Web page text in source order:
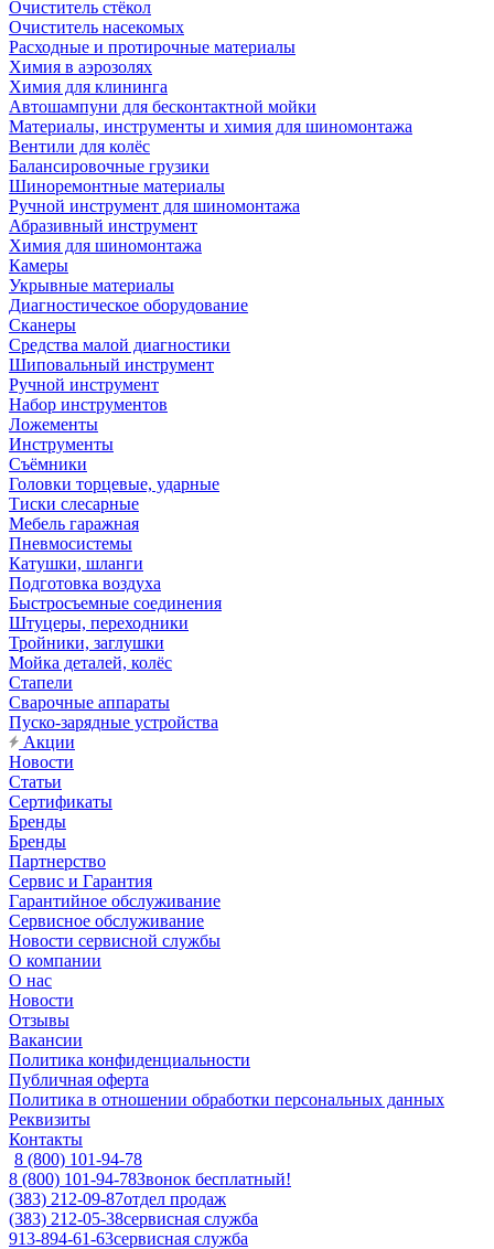
Очиститель стёкол
Очиститель насекомых
Расходные и протирочные материалы
Химия в аэрозолях
Химия для клининга
Автошампуни для бесконтактной мойки
Материалы, инструменты и химия для шиномонтажа
Вентили для колёс
Балансировочные грузики
Шиноремонтные материалы
Ручной инструмент для шиномонтажа
Абразивный инструмент
Химия для шиномонтажа
Камеры
Укрывные материалы
Диагностическое оборудование
Сканеры
Средства малой диагностики
Шиповальный инструмент
Ручной инструмент
Набор инструментов
Ложементы
Инструменты
Съёмники
Головки торцевые, ударные
Тиски слесарные
Мебель гаражная
Пневмосистемы
Катушки, шланги
Подготовка воздуха
Быстросъемные соединения
Штуцеры, переходники
Тройники, заглушки
Мойка деталей, колёс
Стапели
Сварочные аппараты
Пуско-зарядные устройства
Акции
Новости
Статьи
Сертификаты
Бренды
Бренды
Партнерство
Сервис и Гарантия
Гарантийное обслуживание
Сервисное обслуживание
Новости сервисной службы
О компании
О нас
Новости
Отзывы
Вакансии
Политика конфиденциальности
Публичная оферта
Политика в отношении обработки персональных данных
Реквизиты
Контакты
8 (800) 101-94-78
8 (800) 101-94-78Звонок бесплатный!
(383) 212-09-87отдел продаж
(383) 212-05-38сервисная служба
913-894-61-63сервисная служба